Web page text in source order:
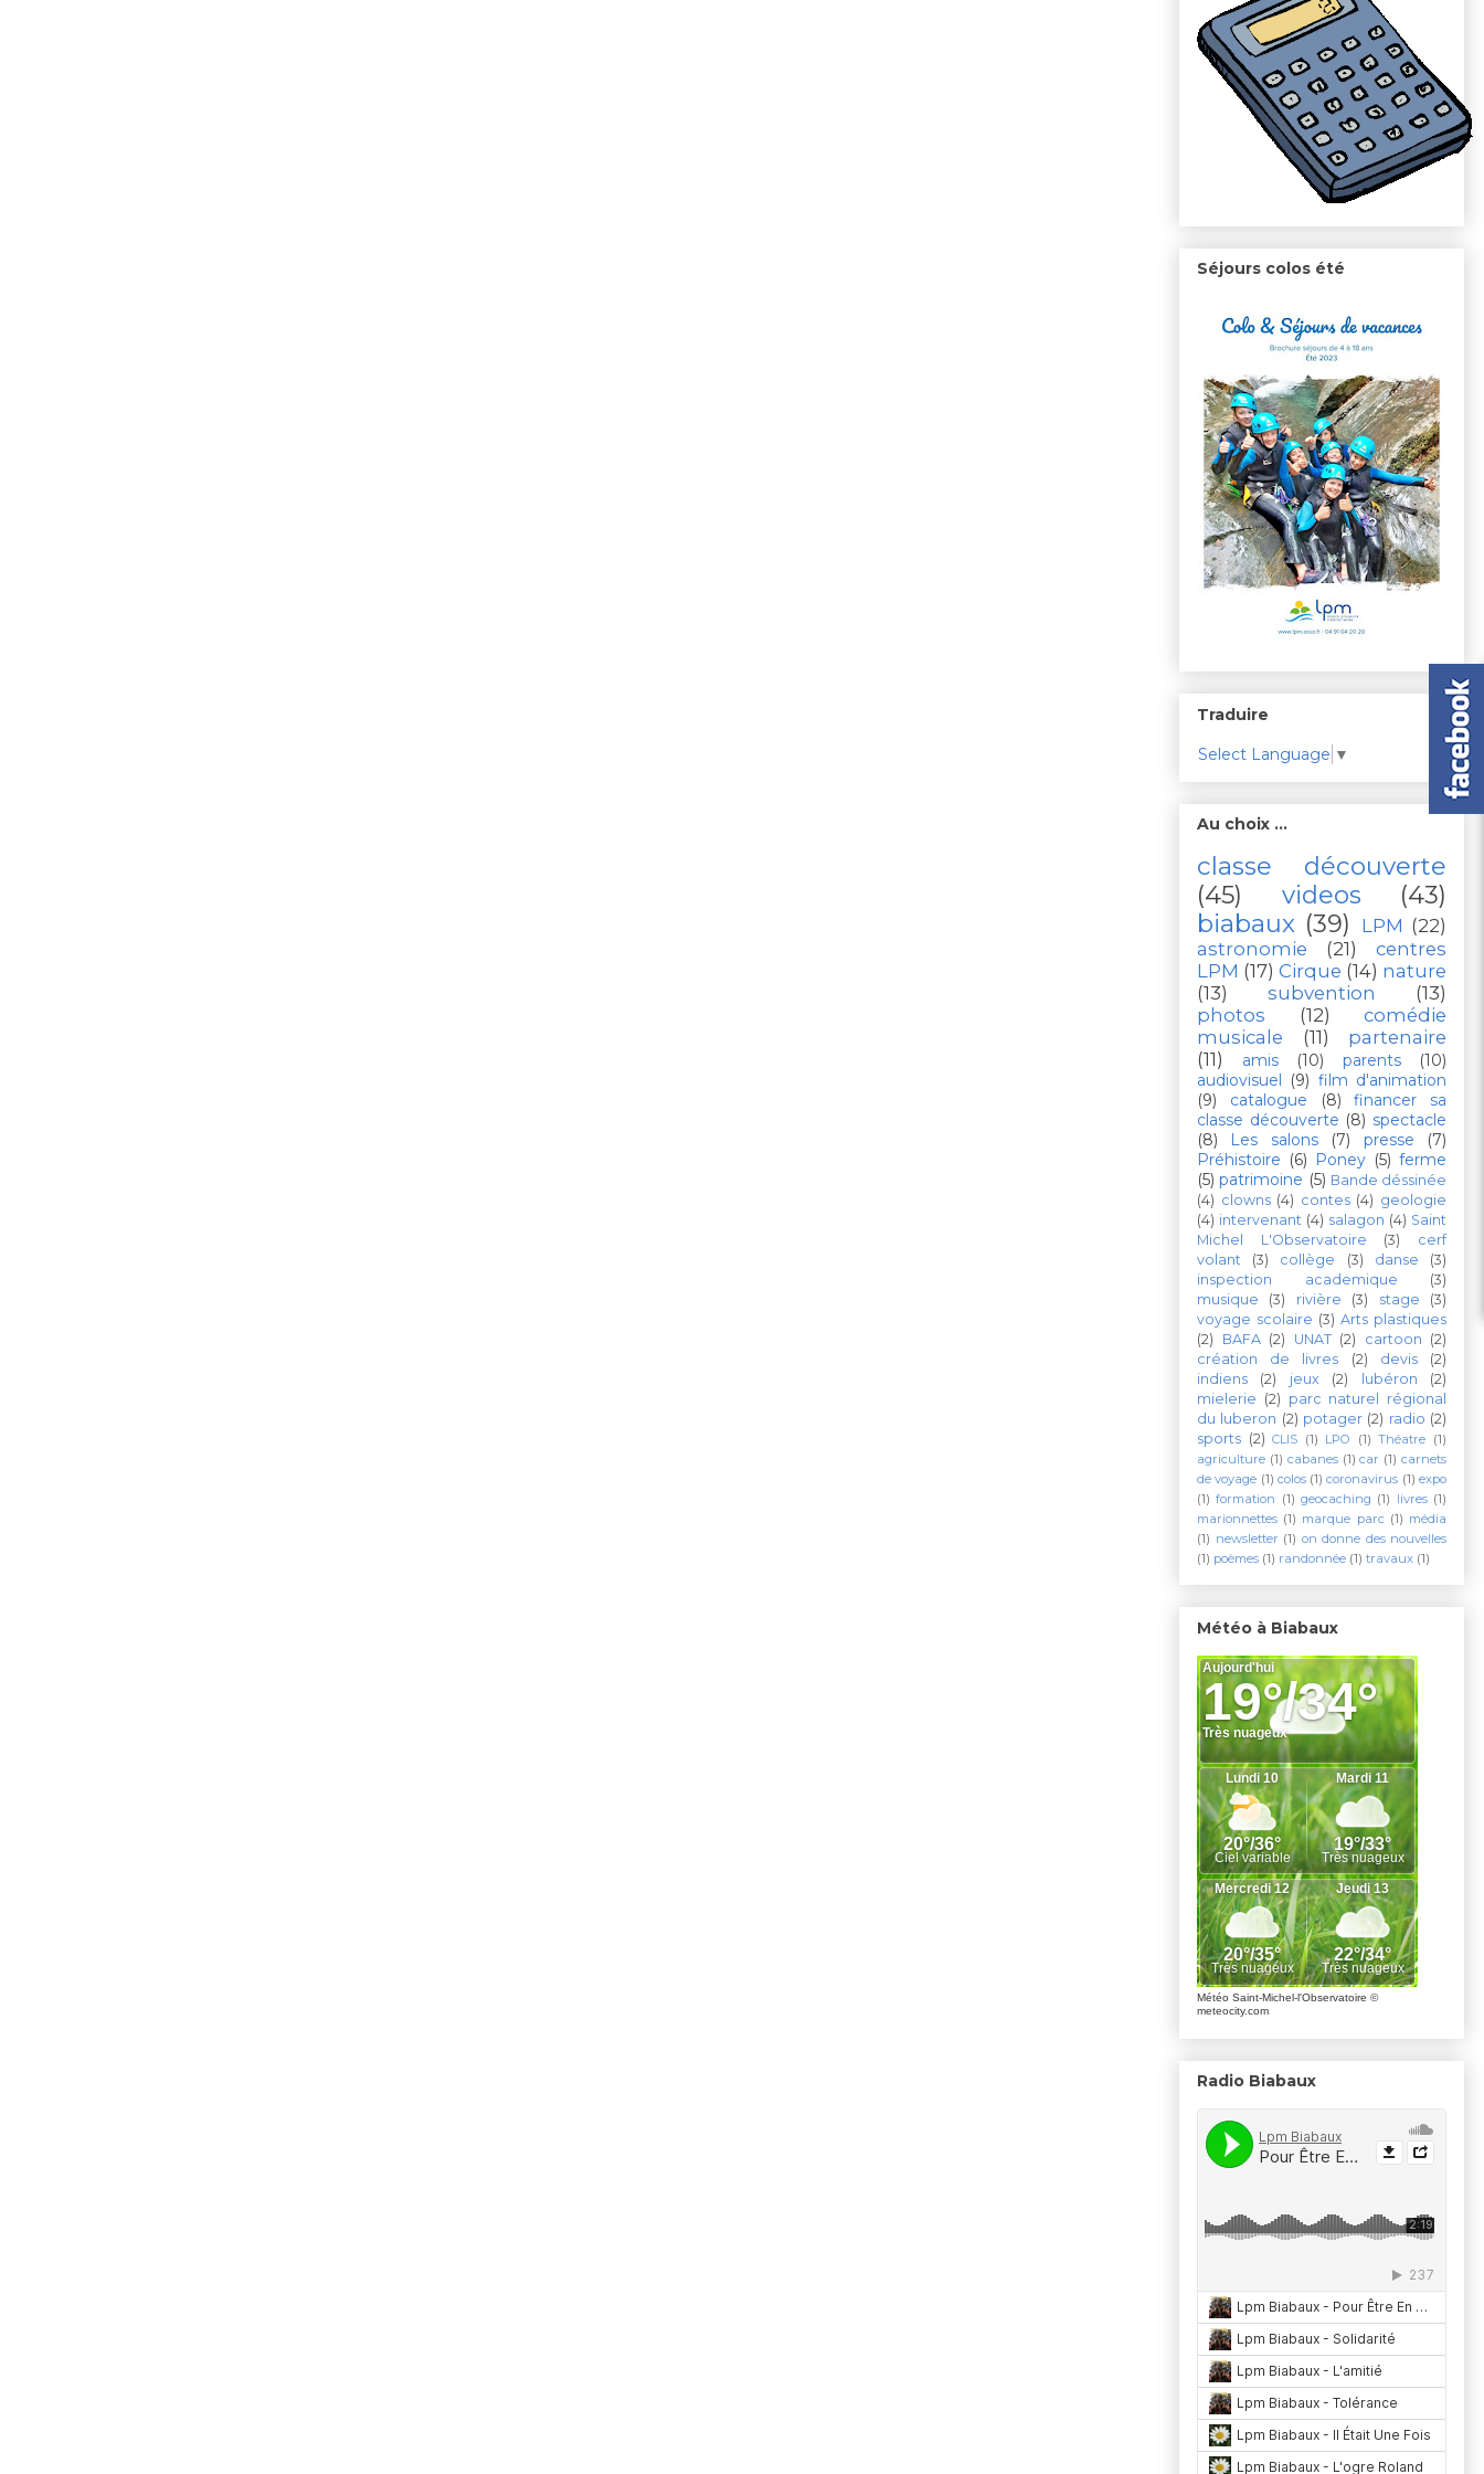
Séjours colos été
Traduire
Select Language ▼
Au choix ...
classe découverte
(45)
videos
(43)
biabaux (39) LPM (22)
astronomie
(21)
centres
LPM (17) Cirque (14) nature
(13)
subvention
(13)
photos
(12)
comédie
musicale
(11)
partenaire
(11)
amis (10) parents
(10)
audiovisuel
(9) film d'animation
(9)
catalogue (8)
financer sa
classe découverte (8) spectacle
(8)
Les salons (7) presse
(7)
Préhistoire (6) Poney (5) ferme
(5) patrimoine (5) Bande déssinée
(4) clowns (4) contes (4) geologie
(4) intervenant (4) salagon (4) Saint
Michel L'Observatoire
(3)
cerf
volant
(3) collège (3) danse
(3)
inspection academique
(3)
musique
(3) rivière (3) stage
(3)
voyage scolaire (3) Arts plastiques
(2)
BAFA (2) UNAT (2) cartoon (2)
création de livres
(2) devis
(2)
indiens
(2) jeux (2) lubéron
(2)
mielerie (2) parc naturel régional
du luberon (2) potager (2) radio (2)
sports (2) CLIS (1) LPO (1) Théatre (1)
agriculture (1) cabanes (1) car (1) carnets
de voyage (1) colos (1) coronavirus (1) expo
(1) formation (1) geocaching (1) livres (1)
marionnettes (1) marque parc (1) média
(1) newsletter (1) on donne des nouvelles
(1) poèmes (1) randonnée (1) travaux (1)
Météo à Biabaux
Météo Saint-Michel-l'Observatoire ©
meteocity.com
Radio Biabaux